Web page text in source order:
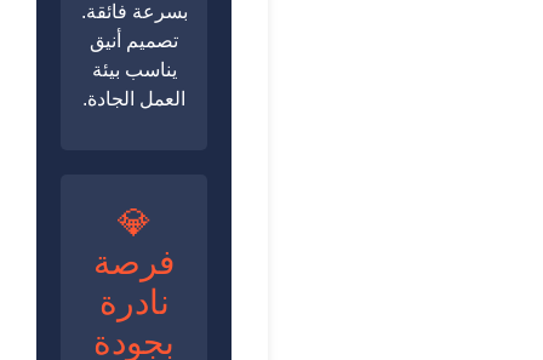
بسرعة فائقة.
تصميم أنيق
يناسب بيئة
العمل الجادة.
💎
فرصة
نادرة
بجودة